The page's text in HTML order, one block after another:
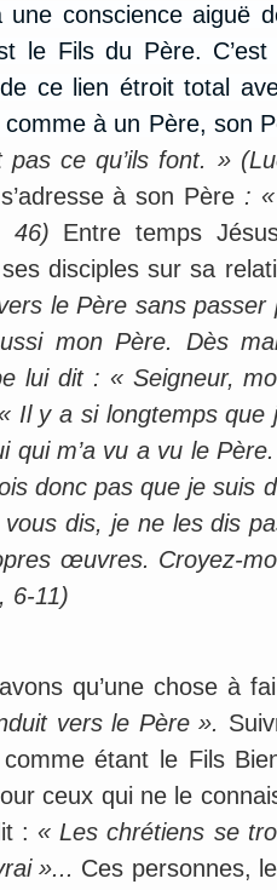
conscience aiguë
le Fils du Père.
ce lien étroit total
comme à un Père, son
ce qu’ils font. »
à son Père :
46) Entre temps
disciples sur sa
le Père sans
mon Père. Dès
lui dit : « Seigneur,
Il y a si longtemps
qui m’a vu a vu le
donc pas que je suis
dis, je ne les dis
œuvres. Croyez-
6-11)
qu’une chose à
vers le Père ».
étant le Fils
ceux qui ne le
:« Les chrétiens se
»... Ces personnes,